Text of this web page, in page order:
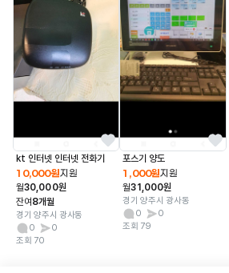
kt 인터넷 인터넷 전화기
10,000원지원
월30,000원
잔여 8개월
경기 양주시 광사동
0
0
조회 70
포스기 양도
1,000원지원
월31,000원
경기 양주시 광사동
0
0
조회 79